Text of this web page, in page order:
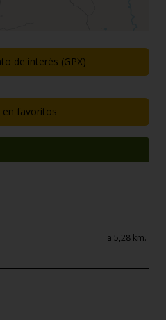
de interés (GPX)
en favoritos
a 5,28 km.